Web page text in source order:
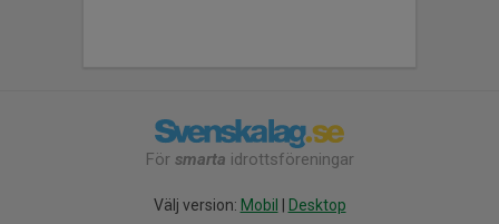
För smarta idrottsföreningar
Välj version: Mobil Desktop